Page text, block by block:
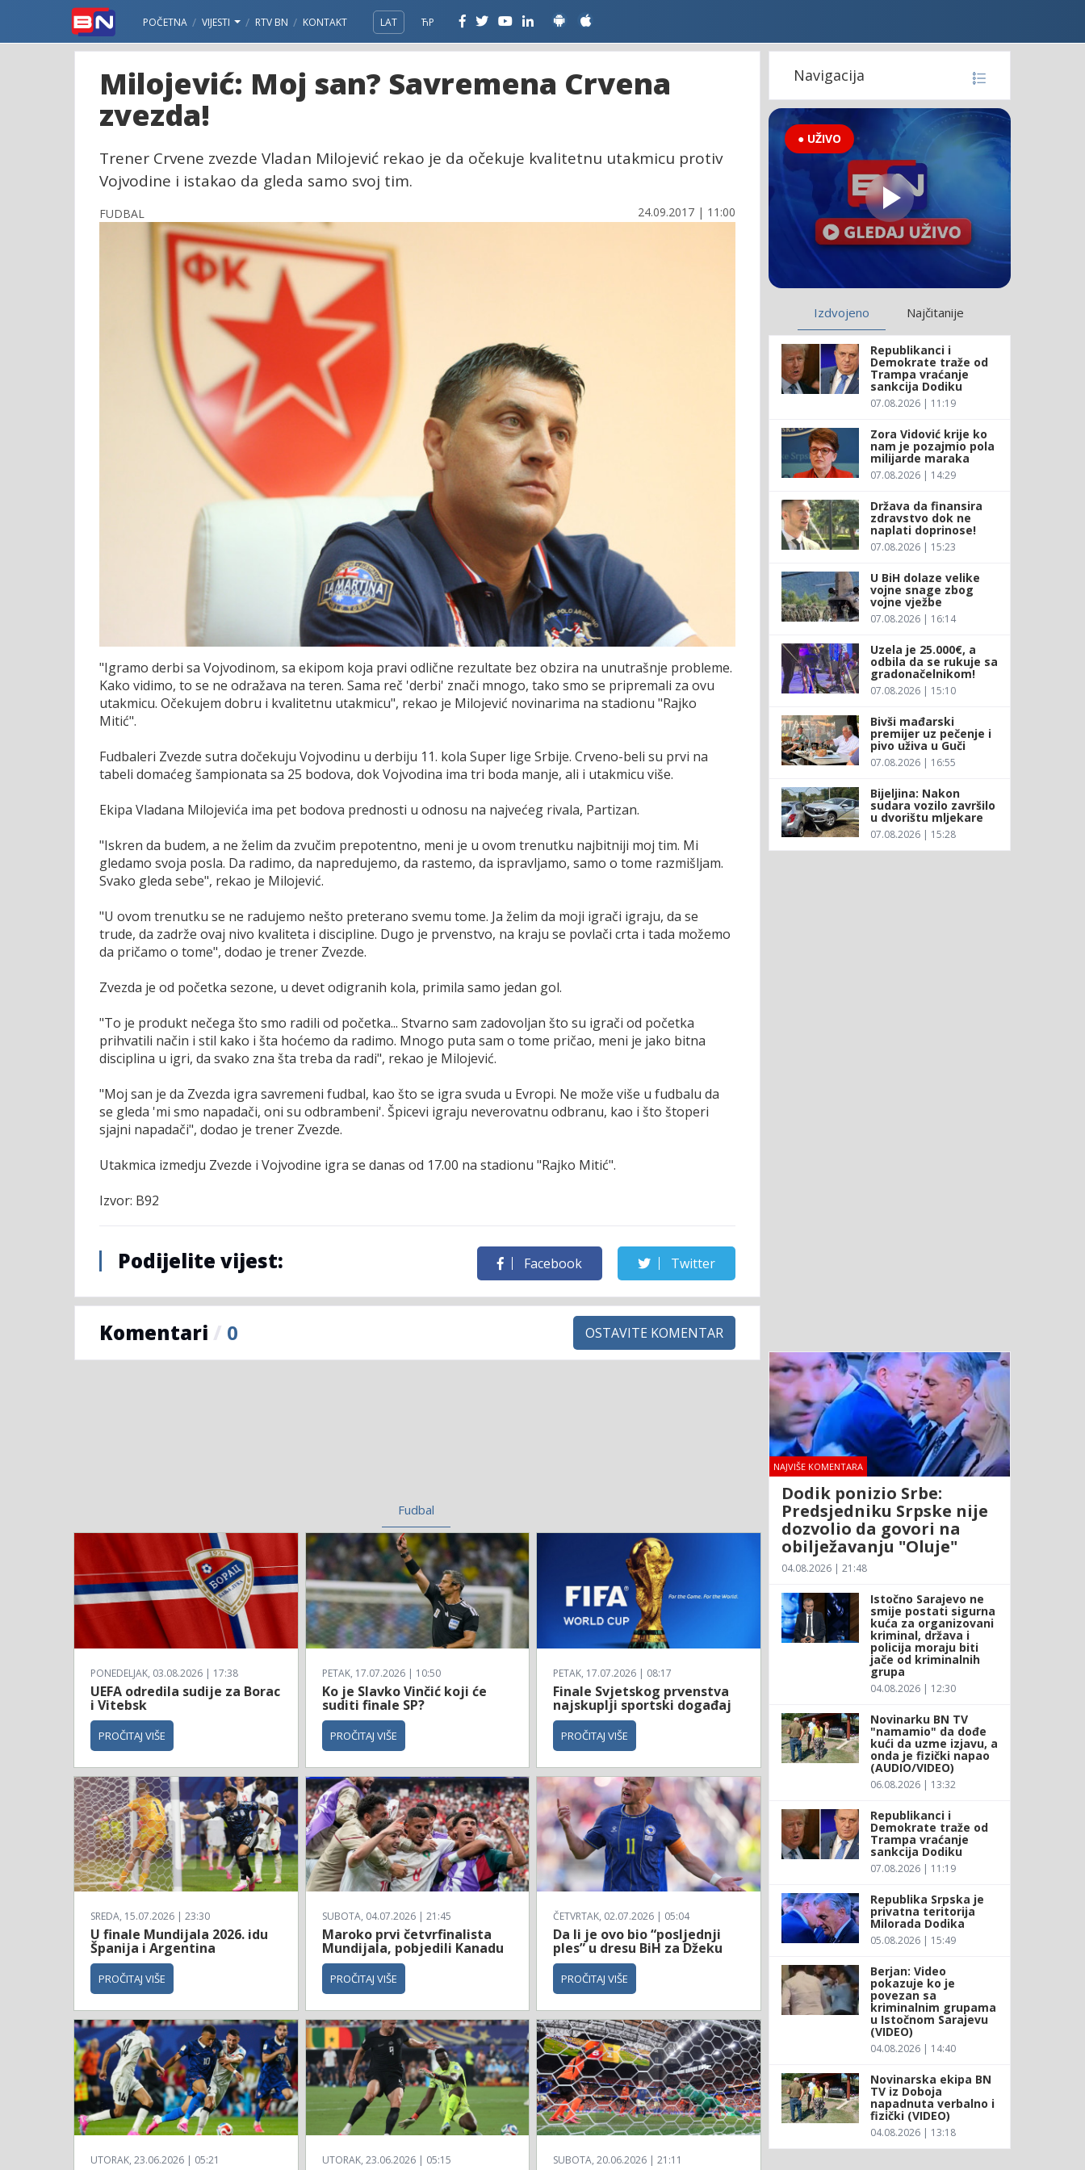
POČETNA VIJESTI RTV BN KONTAKT LAT ЋР
Milojević: Moj san? Savremena Crvena
zvezda!
Trener Crvene zvezde Vladan Milojević rekao je da očekuje kvalitetnu utakmicu protiv
Vojvodine i istakao da gleda samo svoj tim.
FUDBAL 24.09.2017 | 11:00
"Igramo derbi sa Vojvodinom, sa ekipom koja pravi odlične rezultate bez obzira na unutrašnje probleme.
Kako vidimo, to se ne odražava na teren. Sama reč 'derbi' znači mnogo, tako smo se pripremali za ovu
utakmicu. Očekujem dobru i kvalitetnu utakmicu", rekao je Milojević novinarima na stadionu "Rajko
Mitić".
Fudbaleri Zvezde sutra dočekuju Vojvodinu u derbiju 11. kola Super lige Srbije. Crveno-beli su prvi na
tabeli domaćeg šampionata sa 25 bodova, dok Vojvodina ima tri boda manje, ali i utakmicu više.
Ekipa Vladana Milojevića ima pet bodova prednosti u odnosu na najvećeg rivala, Partizan.
"Iskren da budem, a ne želim da zvučim prepotentno, meni je u ovom trenutku najbitniji moj tim. Mi
gledamo svoja posla. Da radimo, da napredujemo, da rastemo, da ispravljamo, samo o tome razmišljam.
Svako gleda sebe", rekao je Milojević.
"U ovom trenutku se ne radujemo nešto preterano svemu tome. Ja želim da moji igrači igraju, da se
trude, da zadrže ovaj nivo kvaliteta i discipline. Dugo je prvenstvo, na kraju se povlači crta i tada možemo
da pričamo o tome", dodao je trener Zvezde.
Zvezda je od početka sezone, u devet odigranih kola, primila samo jedan gol.
"To je produkt nečega što smo radili od početka... Stvarno sam zadovoljan što su igrači od početka
prihvatili način i stil kako i šta hoćemo da radimo. Mnogo puta sam o tome pričao, meni je jako bitna
disciplina u igri, da svako zna šta treba da radi", rekao je Milojević.
"Moj san je da Zvezda igra savremeni fudbal, kao što se igra svuda u Evropi. Ne može više u fudbalu da
se gleda 'mi smo napadači, oni su odbrambeni'. Špicevi igraju neverovatnu odbranu, kao i što štoperi
sjajni napadači", dodao je trener Zvezde.
Utakmica izmedju Zvezde i Vojvodine igra se danas od 17.00 na stadionu "Rajko Mitić".
Izvor: B92
Podijelite vijest: Facebook Twitter
Komentari / 0 OSTAVITE KOMENTAR
Fudbal
PONEDELJAK, 03.08.2026 | 17:38
UEFA odredila sudije za Borac
i Vitebsk
PROČITAJ VIŠE
PETAK, 17.07.2026 | 10:50
Ko je Slavko Vinčić koji će
suditi finale SP?
PROČITAJ VIŠE
PETAK, 17.07.2026 | 08:17
Finale Svjetskog prvenstva
najskuplji sportski događaj
PROČITAJ VIŠE
SREDA, 15.07.2026 | 23:30
U finale Mundijala 2026. idu
Španija i Argentina
PROČITAJ VIŠE
SUBOTA, 04.07.2026 | 21:45
Maroko prvi četvrfinalista
Mundijala, pobjedili Kanadu
PROČITAJ VIŠE
ČETVRTAK, 02.07.2026 | 05:04
Da li je ovo bio “posljednji
ples” u dresu BiH za Džeku
PROČITAJ VIŠE
UTORAK, 23.06.2026 | 05:21 UTORAK, 23.06.2026 | 05:15 SUBOTA, 20.06.2026 | 21:11
Navigacija
● UŽIVO
Izdvojeno Najčitanije
Republikanci i
Demokrate traže od
Trampa vraćanje
sankcija Dodiku
07.08.2026 | 11:19
Zora Vidović krije ko
nam je pozajmio pola
milijarde maraka
07.08.2026 | 14:29
Država da finansira
zdravstvo dok ne
naplati doprinose!
07.08.2026 | 15:23
U BiH dolaze velike
vojne snage zbog
vojne vježbe
07.08.2026 | 16:14
Uzela je 25.000€, a
odbila da se rukuje sa
gradonačelnikom!
07.08.2026 | 15:10
Bivši mađarski
premijer uz pečenje i
pivo uživa u Guči
07.08.2026 | 16:55
Bijeljina: Nakon
sudara vozilo završilo
u dvorištu mljekare
07.08.2026 | 15:28
NAJVIŠE KOMENTARA
Dodik ponizio Srbe:
Predsjedniku Srpske nije
dozvolio da govori na
obilježavanju "Oluje"
04.08.2026 | 21:48
Istočno Sarajevo ne
smije postati sigurna
kuća za organizovani
kriminal, država i
policija moraju biti
jače od kriminalnih
grupa
04.08.2026 | 12:30
Novinarku BN TV
"namamio" da dođe
kući da uzme izjavu, a
onda je fizički napao
(AUDIO/VIDEO)
06.08.2026 | 13:32
Republikanci i
Demokrate traže od
Trampa vraćanje
sankcija Dodiku
07.08.2026 | 11:19
Republika Srpska je
privatna teritorija
Milorada Dodika
05.08.2026 | 15:49
Berjan: Video
pokazuje ko je
povezan sa
kriminalnim grupama
u Istočnom Sarajevu
(VIDEO)
04.08.2026 | 14:40
Novinarska ekipa BN
TV iz Doboja
napadnuta verbalno i
fizički (VIDEO)
04.08.2026 | 13:18